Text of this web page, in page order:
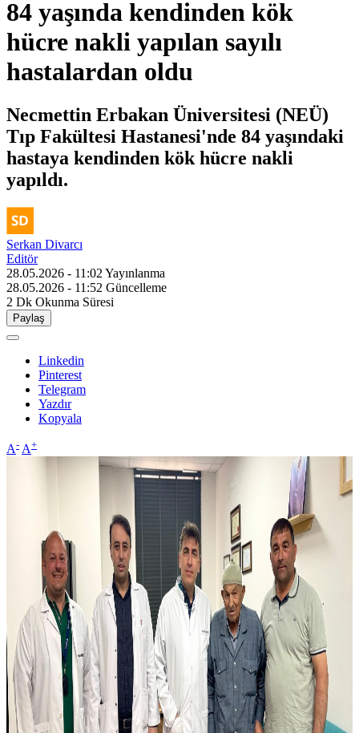
84 yaşında kendinden kök
hücre nakli yapılan sayılı
hastalardan oldu
Necmettin Erbakan Üniversitesi (NEÜ)
Tıp Fakültesi Hastanesi'nde 84 yaşındaki
hastaya kendinden kök hücre nakli
yapıldı.
Serkan Divarcı
Editör
28.05.2026 - 11:02 Yayınlanma
28.05.2026 - 11:52 Güncelleme
2 Dk Okunma Süresi
Paylaş
Linkedin
Pinterest
Telegram
Yazdır
Kopyala
A- A+